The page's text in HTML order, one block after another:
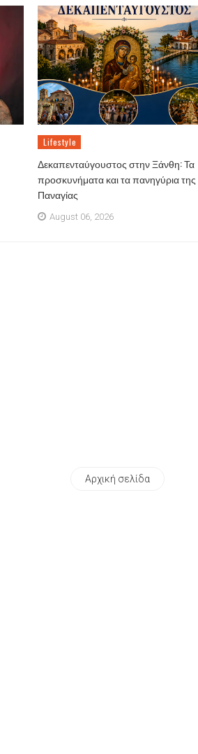
Lifestyle
Δεκαπενταύγουστος στην Ξάνθη: Τα
προσκυνήματα και τα πανηγύρια της
Παναγίας
August 06, 2026
Αρχική σελίδα